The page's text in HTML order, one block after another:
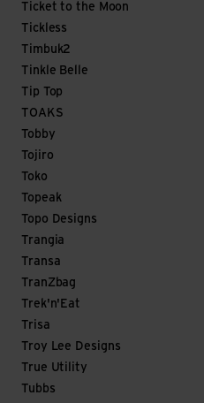
Ticket to the Moon
Tickless
Timbuk2
Tinkle Belle
Tip Top
TOAKS
Tobby
Tojiro
Toko
Topeak
Topo Designs
Trangia
Transa
TranZbag
Trek'n'Eat
Trisa
Troy Lee Designs
True Utility
Tubbs